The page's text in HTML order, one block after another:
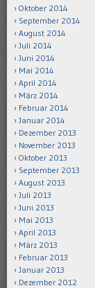
Oktober 2014
September 2014
August 2014
Juli 2014
Juni 2014
Mai 2014
April 2014
März 2014
Februar 2014
Januar 2014
Dezember 2013
November 2013
Oktober 2013
September 2013
August 2013
Juli 2013
Juni 2013
Mai 2013
April 2013
März 2013
Februar 2013
Januar 2013
Dezember 2012